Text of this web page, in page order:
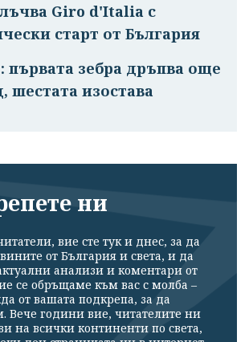
Успешно
излязохте от
Giro d'Italia с
старт от България
първата зебра дръпва още
шестата изостава
ни
вие сте тук и днес, за да
от България и света, и да
анализи и коментари от
се обръщаме към вас с молба –
от вашата подкрепа, за да
Вече години вие, читателите ни
на всички континенти по света,